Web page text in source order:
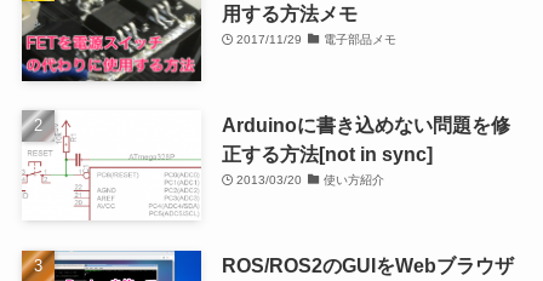
用する方法メモ
2017/11/29 電子部品メモ
Arduinoに書き込めない問題を修
正する方法[not in sync]
2013/03/20 使い方紹介
ROS/ROS2のGUIをWebブラウザ